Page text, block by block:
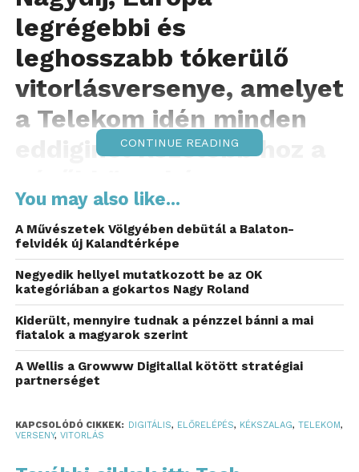
legrégebbi és
leghosszabb tókerülő
vitorlásversenye, amelyet
a Telekom idén minden
eddiginél közelebb hoz a
helyszínen, akár
otthonról követik az
eseményeket.
2025-től a Magyar Vitorlás Szövetség digitális
partnereként a Magyar Telekom biztosítja a
verseny streamingjét és elő közvetítését,
valamint a verseny lebonyolításához szükséges
a tracking rendszert is szolgáltatja.
A Telekom dedikált ún. Campus hálózatot hoz létre a
verseny idejére, amely lehetővé teszi, hogy a képek
CONTINUE READING
You may also like...
A Művészetek Völgyében debütál a Balaton-
felvidék új Kalandtérképe
Negyedik hellyel mutatkozott be az OK
kategóriában a gokartos Nagy Roland
Kiderült, mennyire tudnak a pénzzel bánni a mai
fiatalok a magyarok szerint
A Wellis a Growww Digitallal kötött stratégiai
partnerséget
KAPCSOLÓDÓ CIKKEK: DIGITÁLIS, ELŐRELÉPÉS, KÉKSZALAG, TELEKOM,
VERSENY, VITORLÁS